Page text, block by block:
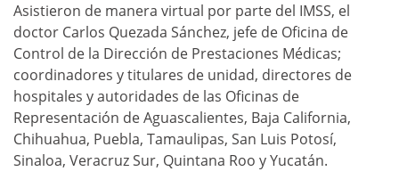
Asistieron de manera virtual por parte del IMSS, el
doctor Carlos Quezada Sánchez, jefe de Oficina de
Control de la Dirección de Prestaciones Médicas;
coordinadores y titulares de unidad, directores de
hospitales y autoridades de las Oficinas de
Representación de Aguascalientes, Baja California,
Chihuahua, Puebla, Tamaulipas, San Luis Potosí,
Sinaloa, Veracruz Sur, Quintana Roo y Yucatán.